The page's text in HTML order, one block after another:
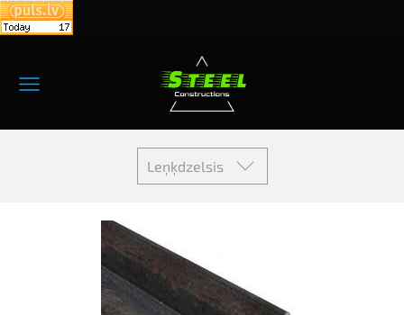
Leņķdzelsis